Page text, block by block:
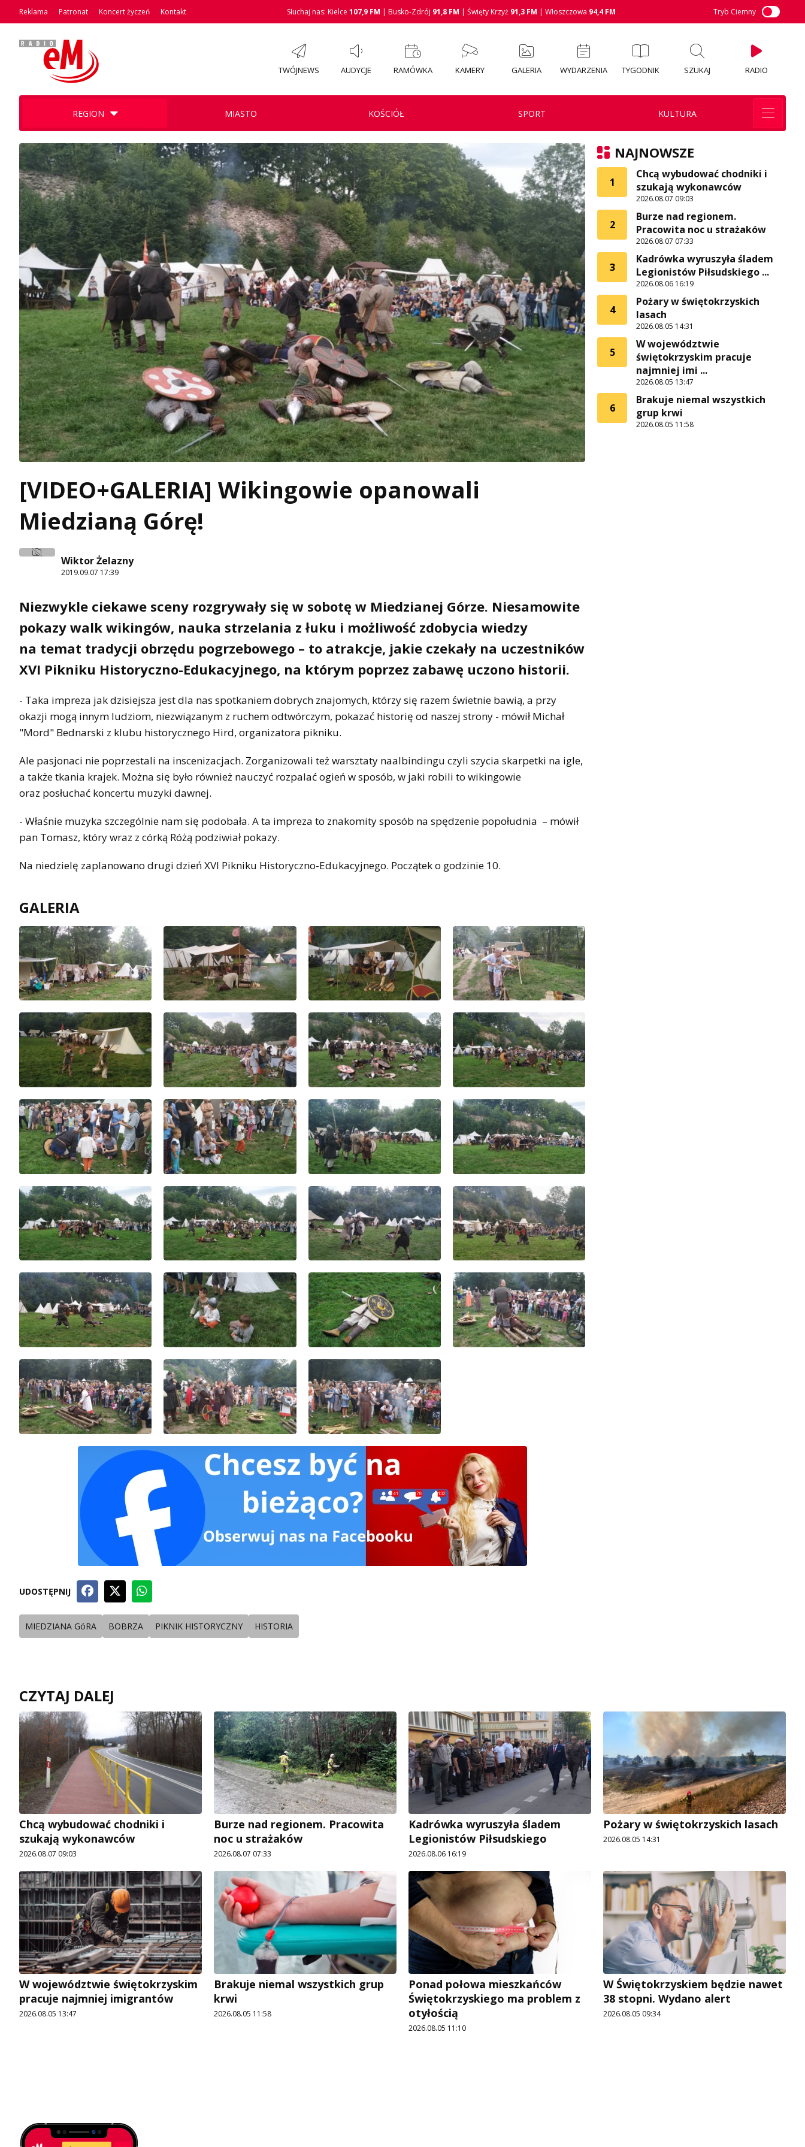
Reklama Patronat Koncert życzeń Kontakt Słuchaj nas: Kielce 107,9 FM | Busko-Zdrój 91,8 FM | Święty Krzyż 91,3 FM | Włoszczowa 94,4 FM Tryb Ciemny
TWÓJNEWS AUDYCJE RAMÓWKA KAMERY GALERIA WYDARZENIA TYGODNIK SZUKAJ RADIO
REGION MIASTO KOŚCIÓŁ SPORT KULTURA
[VIDEO+GALERIA] Wikingowie opanowali
Miedzianą Górę!
Wiktor Żelazny
2019.09.07 17:39
Niezwykle ciekawe sceny rozgrywały się w sobotę w Miedzianej Górze. Niesamowite
pokazy walk wikingów, nauka strzelania z łuku i możliwość zdobycia wiedzy
na temat tradycji obrzędu pogrzebowego – to atrakcje, jakie czekały na uczestników
XVI Pikniku Historyczno-Edukacyjnego, na którym poprzez zabawę uczono historii.
- Taka impreza jak dzisiejsza jest dla nas spotkaniem dobrych znajomych, którzy się razem świetnie bawią, a przy
okazji mogą innym ludziom, niezwiązanym z ruchem odtwórczym, pokazać historię od naszej strony - mówił Michał
"Mord" Bednarski z klubu historycznego Hird, organizatora pikniku.
Ale pasjonaci nie poprzestali na inscenizacjach. Zorganizowali też warsztaty naalbindingu czyli szycia skarpetki na igle,
a także tkania krajek. Można się było również nauczyć rozpalać ogień w sposób, w jaki robili to wikingowie
oraz posłuchać koncertu muzyki dawnej.
- Właśnie muzyka szczególnie nam się podobała. A ta impreza to znakomity sposób na spędzenie popołudnia – mówił
pan Tomasz, który wraz z córką Różą podziwiał pokazy.
Na niedzielę zaplanowano drugi dzień XVI Pikniku Historyczno-Edukacyjnego. Początek o godzinie 10.
GALERIA
UDOSTĘPNIJ
MIEDZIANA GóRA BOBRZA PIKNIK HISTORYCZNY HISTORIA
NAJNOWSZE
1
Chcą wybudować chodniki i
szukają wykonawców
2026.08.07 09:03
2
Burze nad regionem.
Pracowita noc u strażaków
2026.08.07 07:33
3
Kadrówka wyruszyła śladem
Legionistów Piłsudskiego ...
2026.08.06 16:19
4
Pożary w świętokrzyskich
lasach
2026.08.05 14:31
5
W województwie
świętokrzyskim pracuje
najmniej imi ...
2026.08.05 13:47
6
Brakuje niemal wszystkich
grup krwi
2026.08.05 11:58
CZYTAJ DALEJ
Chcą wybudować chodniki i
szukają wykonawców
2026.08.07 09:03
Burze nad regionem. Pracowita
noc u strażaków
2026.08.07 07:33
Kadrówka wyruszyła śladem
Legionistów Piłsudskiego
2026.08.06 16:19
Pożary w świętokrzyskich lasach
2026.08.05 14:31
W województwie świętokrzyskim
pracuje najmniej imigrantów
2026.08.05 13:47
Brakuje niemal wszystkich grup
krwi
2026.08.05 11:58
Ponad połowa mieszkańców
Świętokrzyskiego ma problem z
otyłością
2026.08.05 11:10
W Świętokrzyskiem będzie nawet
38 stopni. Wydano alert
2026.08.05 09:34